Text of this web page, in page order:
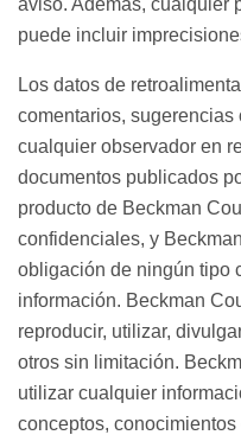
puede incluir
Los datos de
comentarios,
cualquier observador en
documentos publicados
producto de Beckman
confidenciales, y
obligación de ningún tipo
información. Beckman
reproducir, utilizar,
otros sin limitación.
utilizar cualquier
conceptos,